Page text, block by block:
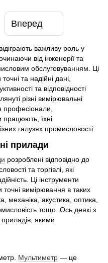
Вперед
відіграють важливу роль у
від інженерії та
обслуговуванням. Ці
та надійні дані,
та відповідності
різні вимірювальні
професіонали,
їхні
галузях промисловості.
прилади
розроблені відповідно до
та торгівлі, які
Ці інструменти
вимірювання в таких
механіка, акустика, оптика,
тощо. Ось деякі з
якими
Мультиметр — це